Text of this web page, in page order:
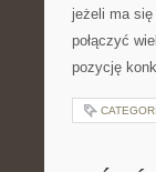
jeżeli ma
połączyć
pozycję